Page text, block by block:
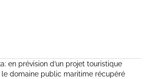
en prévision d’un projet touristique
le domaine public maritime récupéré